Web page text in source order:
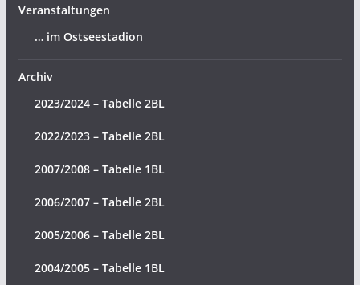
Veranstaltungen
… im Ostseestadion
Archiv
2023/2024 – Tabelle 2BL
2022/2023 – Tabelle 2BL
2007/2008 – Tabelle 1BL
2006/2007 – Tabelle 2BL
2005/2006 – Tabelle 2BL
2004/2005 – Tabelle 1BL